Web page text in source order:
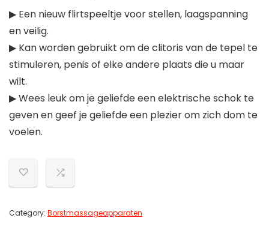
▶ Een nieuw flirtspeeltje voor stellen, laagspanning
en veilig.
▶ Kan worden gebruikt om de clitoris van de tepel te
stimuleren, penis of elke andere plaats die u maar
wilt.
▶ Wees leuk om je geliefde een elektrische schok te
geven en geef je geliefde een plezier om zich dom te
voelen.
Category: Borstmassageapparaten